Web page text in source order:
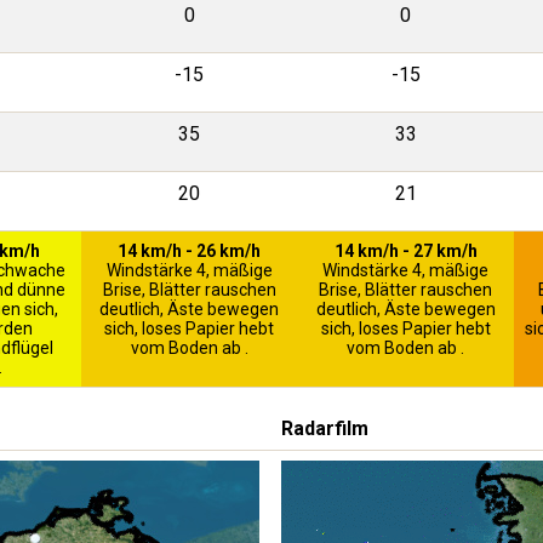
0 0
-15 -15
35 33
20 21
h
dünne
sich,
14 km/h - 26 km/h
Windstärke 4, mäßige
Brise, Blätter rauschen
deutlich, Äste bewegen
sich, loses Papier hebt
vom Boden ab .
14 km/h - 27 km/h
Windstärke 4, mäßige
Brise, Blätter rauschen
deutlich, Äste bewegen
sich, loses Papier hebt
vom Boden ab .
Radarfilm